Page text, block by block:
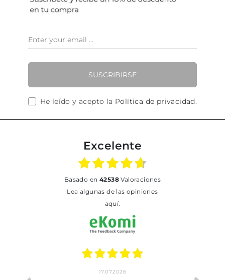
SUSCRIBIRSE
He leído y acepto la Política de privacidad.
Excelente
basado en 42538Valoraciones
Lea algunas de las opiniones
aquí.
17.07.2026